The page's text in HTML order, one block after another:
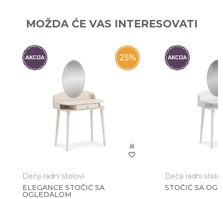
Email
Anti-spam zaštita - izračunajte koliko je 9 - 4 :
MOŽDA ĆE VAS INTERESOVATI
25%
Dečiji radni stolovi
ELEGANCE STOČIĆ SA
OGLEDALOM
Dečiji radni
STOČIĆ SA